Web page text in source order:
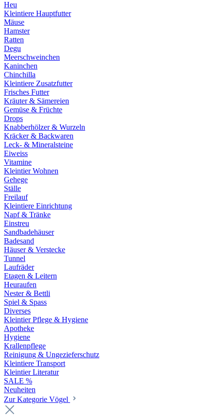
Heu
Kleintiere Hauptfutter
Mäuse
Hamster
Ratten
Degu
Meerschweinchen
Kaninchen
Chinchilla
Kleintiere Zusatzfutter
Frisches Futter
Kräuter & Sämereien
Gemüse & Früchte
Drops
Knabberhölzer & Wurzeln
Kräcker & Backwaren
Leck- & Mineralsteine
Eiweiss
Vitamine
Kleintier Wohnen
Gehege
Ställe
Freilauf
Kleintiere Einrichtung
Napf & Tränke
Einstreu
Sandbadehäuser
Badesand
Häuser & Verstecke
Tunnel
Laufräder
Etagen & Leitern
Heuraufen
Nester & Bettli
Spiel & Spass
Diverses
Kleintier Pflege & Hygiene
Apotheke
Hygiene
Krallenpflege
Reinigung & Ungezieferschutz
Kleintiere Transport
Kleintier Literatur
SALE %
Neuheiten
Zur Kategorie Vögel